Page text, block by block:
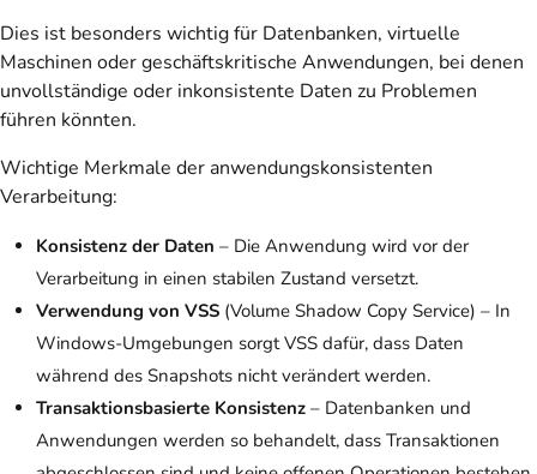
Dies ist besonders wichtig für Datenbanken, virtuelle
Maschinen oder geschäftskritische Anwendungen, bei denen
unvollständige oder inkonsistente Daten zu Problemen
führen könnten.
Wichtige Merkmale der anwendungskonsistenten
Verarbeitung:
Konsistenz der Daten – Die Anwendung wird vor der
Verarbeitung in einen stabilen Zustand versetzt.
Verwendung von VSS (Volume Shadow Copy Service) – In
Windows-Umgebungen sorgt VSS dafür, dass Daten
während des Snapshots nicht verändert werden.
Transaktionsbasierte Konsistenz – Datenbanken und
Anwendungen werden so behandelt, dass Transaktionen